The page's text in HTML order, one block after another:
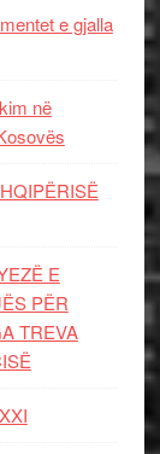
e gjalla
në
E
PËR
TREVA